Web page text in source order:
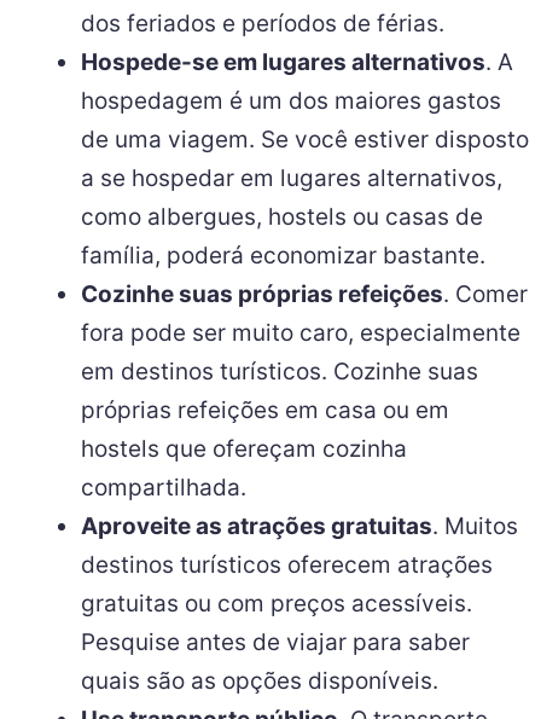
dos feriados e períodos de férias.
Hospede-se em lugares alternativos. A
hospedagem é um dos maiores gastos
de uma viagem. Se você estiver disposto
a se hospedar em lugares alternativos,
como albergues, hostels ou casas de
família, poderá economizar bastante.
Cozinhe suas próprias refeições. Comer
fora pode ser muito caro, especialmente
em destinos turísticos. Cozinhe suas
próprias refeições em casa ou em
hostels que ofereçam cozinha
compartilhada.
Aproveite as atrações gratuitas. Muitos
destinos turísticos oferecem atrações
gratuitas ou com preços acessíveis.
Pesquise antes de viajar para saber
quais são as opções disponíveis.